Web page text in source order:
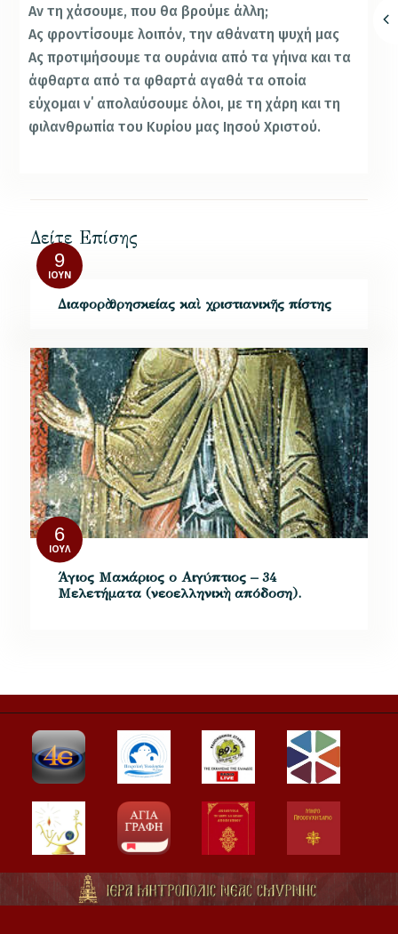
Αν τη χάσουμε, που θα βρούμε άλλη;
Ας φροντίσουμε λοιπόν, την αθάνατη ψυχή μας
Ας προτιμήσουμε τα ουράνια από τα γήινα και τα
άφθαρτα από τα φθαρτά αγαθά τα οποία
εύχομαι ν΄ απολαύσουμε όλοι, με τη χάρη και τη
φιλανθρωπία του Κυρίου μας Ιησού Χριστού.
Δείτε Επίσης
9
ΙΟΎΝ
Διαφορὰ θρησκείας καὶ χριστιανικῆς πίστης
6
ΙΟΎΛ
Άγιος Μακάριος ο Αιγύπτιος – 34
Μελετήματα (νεοελληνικὴ απόδοση).